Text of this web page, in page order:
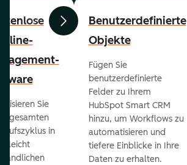
ZurückWeiter
Sie
gesamten
in
leicht
Benutzerdefinierte
Objekte
Fügen Sie
benutzerdefinierte
Felder zu Ihrem
HubSpot Smart CRM
hinzu, um Workflows zu
automatisieren und
tiefere Einblicke in Ihre
Daten zu erhalten.